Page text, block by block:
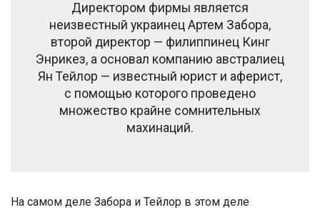
Директором фирмы является
неизвестный украинец Артем Забора,
второй директор — филиппинец Кинг
Энрикез, а основал компанию австралиец
Ян Тейлор — известный юрист и аферист,
с помощью которого проведено
множество крайне сомнительных
махинаций.
На самом деле Забора и Тейлор в этом деле